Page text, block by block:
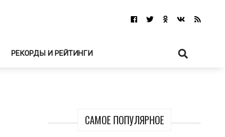
РЕКОРДЫ И РЕЙТИНГИ
САМОЕ ПОПУЛЯРНОЕ